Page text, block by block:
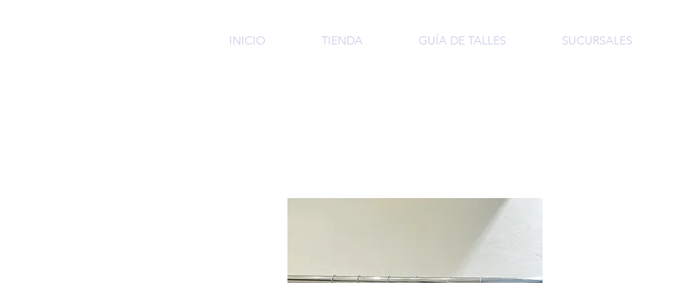
INICIO TIENDA GUÍA DE TALLES SUCURSALES